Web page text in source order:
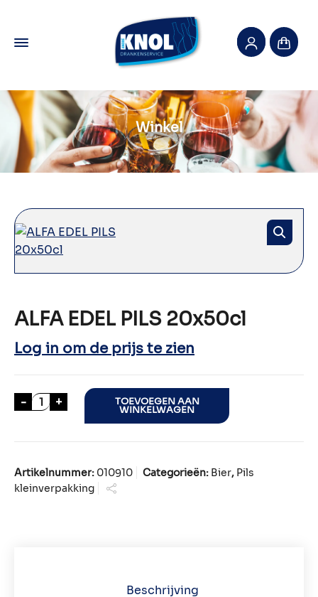
Winkel
ALFA EDEL PILS 20x50cl
Log in om de prijs te zien
- ALFA EDEL PILS 20x50cl aantal
+ TOEVOEGEN AAN
WINKELWAGEN
Artikelnummer: 010910 Categorieën: Bier, Pils
kleinverpakking
Beschrijving